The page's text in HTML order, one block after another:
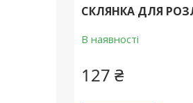
СКЛЯНКА ДЛЯ
В наявності
127 ₴